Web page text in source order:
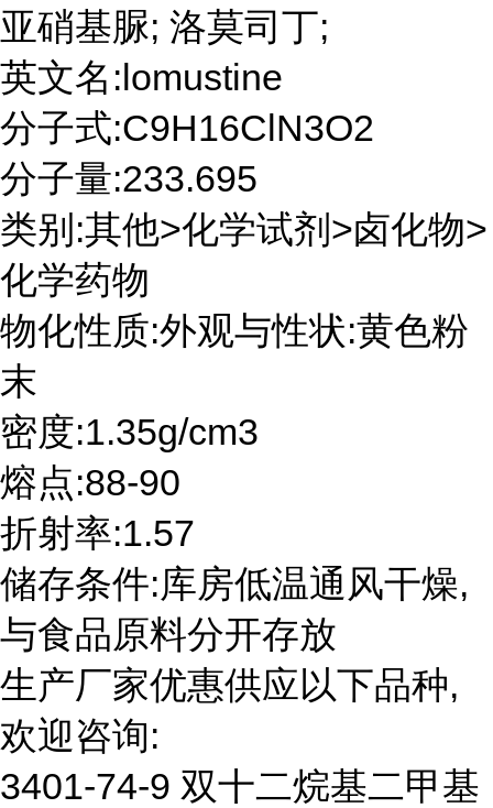
亚硝基脲; 洛莫司丁;
英文名:lomustine
分子式:C9H16ClN3O2
分子量:233.695
类别:其他>化学试剂>卤化物>
化学药物
物化性质:外观与性状:黄色粉
末
密度:1.35g/cm3
熔点:88-90
折射率:1.57
储存条件:库房低温通风干燥,
与食品原料分开存放
生产厂家优惠供应以下品种,
欢迎咨询:
3401-74-9 双十二烷基二甲基